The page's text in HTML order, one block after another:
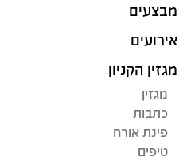
מבצעים
אירועים
מגזין הקניון
מגזין
כתבות
פינת אורח
טיפים